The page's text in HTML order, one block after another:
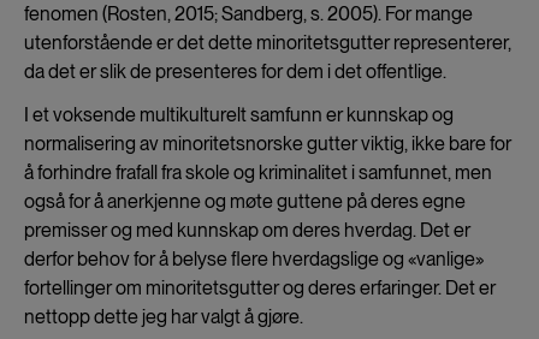
fenomen (Rosten, 2015; Sandberg, s. 2005). For mange
utenforstående er det dette minoritetsgutter representerer,
da det er slik de presenteres for dem i det offentlige.
I et voksende multikulturelt samfunn er kunnskap og
normalisering av minoritetsnorske gutter viktig, ikke bare for
å forhindre frafall fra skole og kriminalitet i samfunnet, men
også for å anerkjenne og møte guttene på deres egne
premisser og med kunnskap om deres hverdag. Det er
derfor behov for å belyse flere hverdagslige og «vanlige»
fortellinger om minoritetsgutter og deres erfaringer. Det er
nettopp dette jeg har valgt å gjøre.